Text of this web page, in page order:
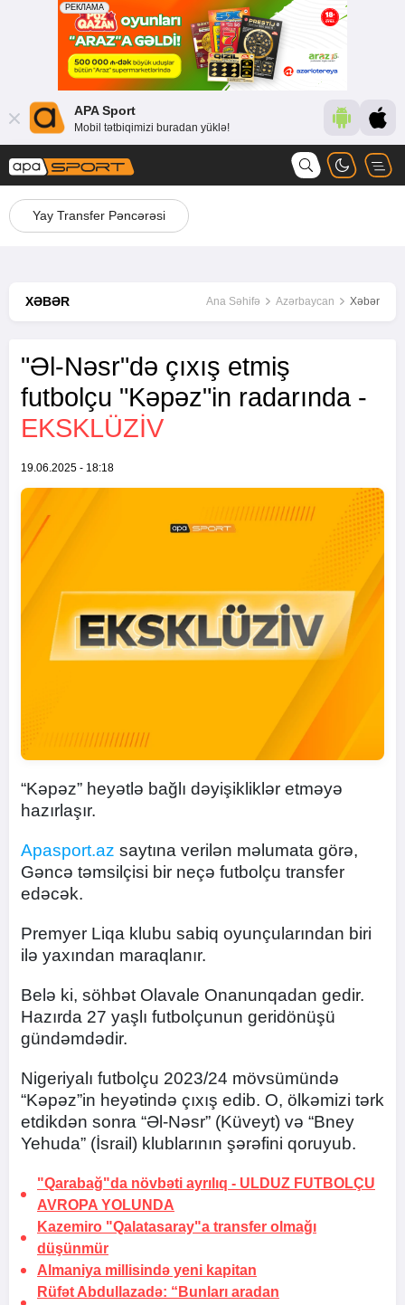
APA Sport
Mobil tətbiqimizi buradan yüklə!
Yay Transfer Pəncərəsi
XƏBƏR Ana Səhifə Azərbaycan Xəbər
"Əl-Nəsr"də çıxış etmiş
futbolçu "Kəpəz"in radarında -
EKSKLÜZİV
19.06.2025 - 18:18
“Kəpəz” heyətlə bağlı dəyişikliklər etməyə
hazırlaşır.
Apasport.az saytına verilən məlumata görə,
Gəncə təmsilçisi bir neçə futbolçu transfer
edəcək.
Premyer Liqa klubu sabiq oyunçularından biri
ilə yaxından maraqlanır.
Belə ki, söhbət Olavale Onanunqadan gedir.
Hazırda 27 yaşlı futbolçunun geridönüşü
gündəmdədir.
Nigeriyalı futbolçu 2023/24 mövsümündə
“Kəpəz”in heyətində çıxış edib. O, ölkəmizi tərk
etdikdən sonra “Əl-Nəsr” (Küveyt) və “Bney
Yehuda” (İsrail) klublarının şərəfini qoruyub.
"Qarabağ"da növbəti ayrılıq - ULDUZ FUTBOLÇU
AVROPA YOLUNDA
Kazemiro "Qalatasaray"a transfer olmağı
düşünmür
Almaniya millisində yeni kapitan
Rüfət Abdullazadə: “Bunları aradan